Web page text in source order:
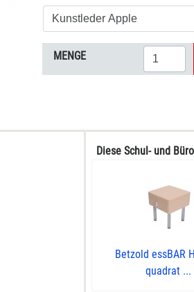
MENGE
Diese Schul- und
Betzold essBAR
quadrat ...